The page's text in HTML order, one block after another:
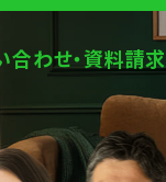
合わせ・資料請求